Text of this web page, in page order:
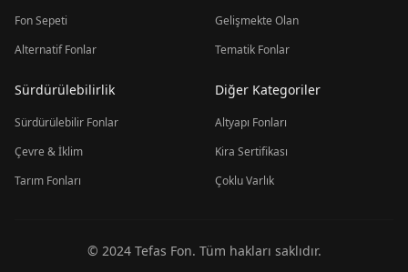
Fon Sepeti
Alternatif Fonlar
Gelişmekte Olan
Tematik Fonlar
Sürdürülebilirlik
Sürdürülebilir Fonlar
Çevre & İklim
Tarım Fonları
Diğer Kategoriler
Altyapı Fonları
Kira Sertifikası
Çoklu Varlık
© 2024 Tefas Fon. Tüm hakları saklıdır.